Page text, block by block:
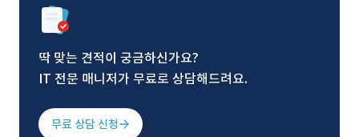
딱 맞는 견적이 궁금하신가요?
IT 전문 매니저가 무료로 상담해드려요.
무료 상담 신청